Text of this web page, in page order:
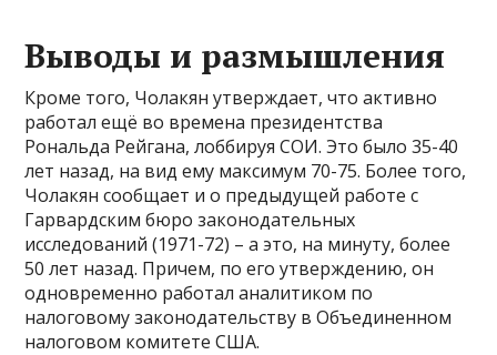
Выводы и размышления
Кроме того, Чолакян утверждает, что активно
работал ещё во времена президентства
Рональда Рейгана, лоббируя СОИ. Это было 35-40
лет назад, на вид ему максимум 70-75. Более того,
Чолакян сообщает и о предыдущей работе с
Гарвардским бюро законодательных
исследований (1971-72) – а это, на минуту, более
50 лет назад. Причем, по его утверждению, он
одновременно работал аналитиком по
налоговому законодательству в Объединенном
налоговом комитете США.